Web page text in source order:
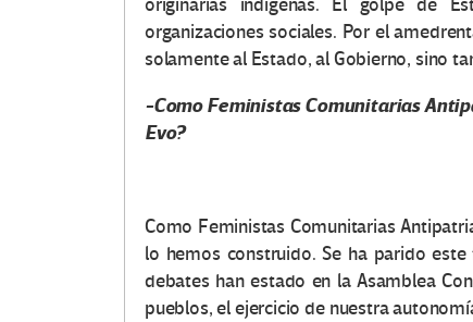
originarias indígenas. El golpe de
organizaciones sociales. Por el
solamente al Estado, al Gobierno, sino
-Como Feministas Comunitarias
Evo?
Como Feministas Comunitarias
lo hemos construido. Se ha parido
debates han estado en la Asamblea
pueblos, el ejercicio de nuestra